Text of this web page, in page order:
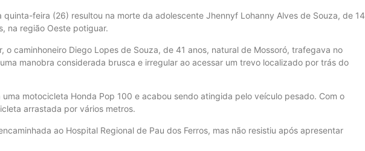
feira (26) resultou na morte da adolescente Jhennyf Lohanny Alves de Souza, de 14
na região Oeste potiguar.
o caminhoneiro Diego Lopes de Souza, de 41 anos, natural de Mossoró, trafegava no
manobra considerada brusca e irregular ao acessar um trevo localizado por trás do
motocicleta Honda Pop 100 e acabou sendo atingida pelo veículo pesado. Com o
arrastada por vários metros.
ao Hospital Regional de Pau dos Ferros, mas não resistiu após apresentar